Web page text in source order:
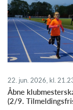
22. jun. 2026, kl.
Åbne
(2/9.